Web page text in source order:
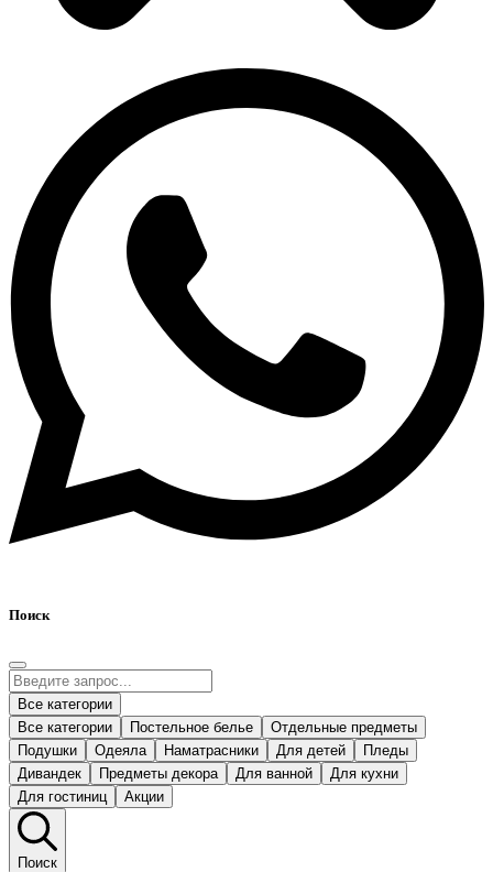
Поиск
Все категории
Все категории
Постельное белье
Отдельные предметы
Подушки
Одеяла Наматрасники Для детей
Пледы
Дивандек
Предметы декора Для ванной
Для кухни
Для гостиниц
Акции
Поиск